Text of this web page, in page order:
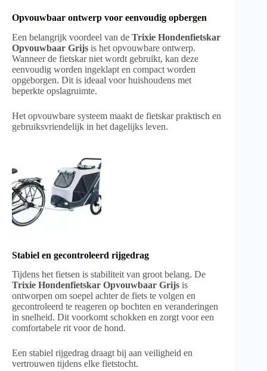
Opvouwbaar ontwerp voor eenvoudig opbergen
Een belangrijk voordeel van de Trixie Hondenfietskar
Opvouwbaar Grijs is het opvouwbare ontwerp.
Wanneer de fietskar niet wordt gebruikt, kan deze
eenvoudig worden ingeklapt en compact worden
opgeborgen. Dit is ideaal voor huishoudens met
beperkte opslagruimte.
Het opvouwbare systeem maakt de fietskar praktisch en
gebruiksvriendelijk in het dagelijks leven.
Stabiel en gecontroleerd rijgedrag
Tijdens het fietsen is stabiliteit van groot belang. De
Trixie Hondenfietskar Opvouwbaar Grijs is
ontworpen om soepel achter de fiets te volgen en
gecontroleerd te reageren op bochten en veranderingen
in snelheid. Dit voorkomt schokken en zorgt voor een
comfortabele rit voor de hond.
Een stabiel rijgedrag draagt bij aan veiligheid en
vertrouwen tijdens elke fietstocht.